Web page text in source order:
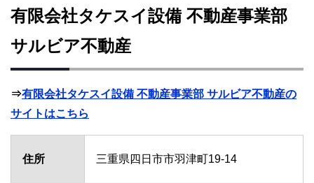
有限会社タケスイ設備 不動産事業部
サルビア不動産
⇒有限会社タケスイ設備 不動産事業部 サルビア不動産の
サイトはこちら
住所 三重県四日市市羽津町19-14